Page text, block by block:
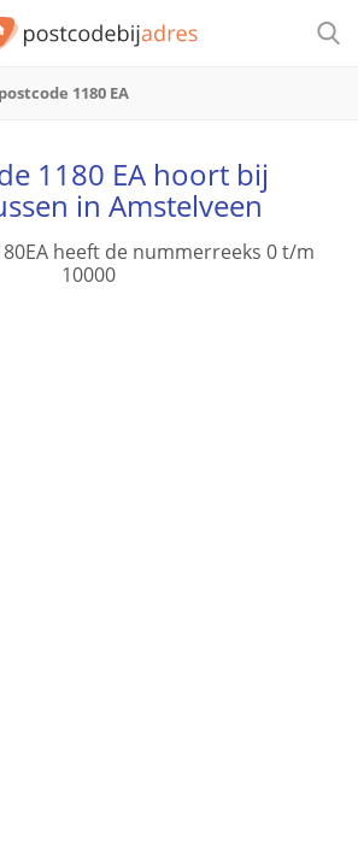
postcode 1180 EA
1180 EA hoort bij
in Amstelveen
heeft de nummerreeks 0 t/m
10000